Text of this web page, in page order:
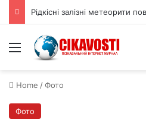
Menu
Home /Фото
Фото